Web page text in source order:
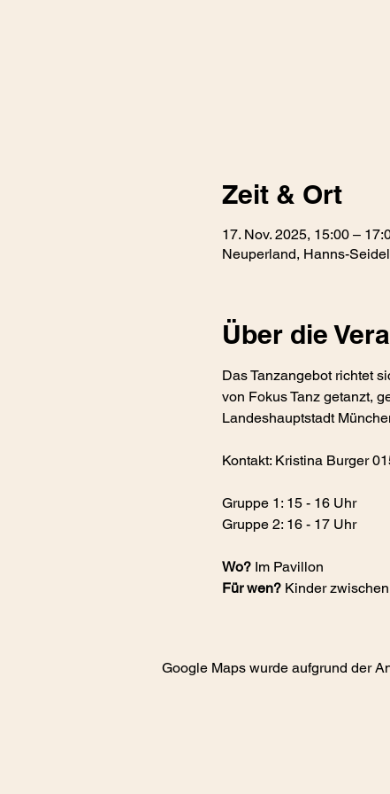
Zeit & Ort
17. Nov. 2025, 15:00 –
Neuperland, Hanns-
Über die
Das Tanzangebot richtet
von Fokus Tanz getanzt,
Landeshauptstadt
Kontakt: Kristina Burger
Gruppe 1: 15 - 16 Uhr
Gruppe 2: 16 - 17 Uhr
Wo? Im Pavillon
Für wen? Kinder
Google Maps wurde aufgrund der